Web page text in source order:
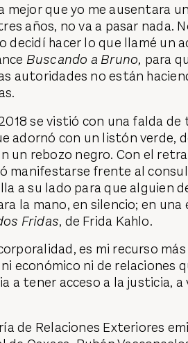
mejor que yo me ausentara
años, no va a pasar nada.
decidí hacer lo que llamé un
Buscando a Bruno, para
autoridades no están
se vistió con una falda
adornó con un listón verde,
un rebozo negro. Con el
manifestarse frente al
a su lado para que alguien
la mano, en silencio; en una
Fridas, de Frida Kahlo.
es mi recurso
económico ni de relaciones
a tener acceso a la justicia, a
de Relaciones Exteriores